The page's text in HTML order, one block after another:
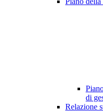
di
Relazione